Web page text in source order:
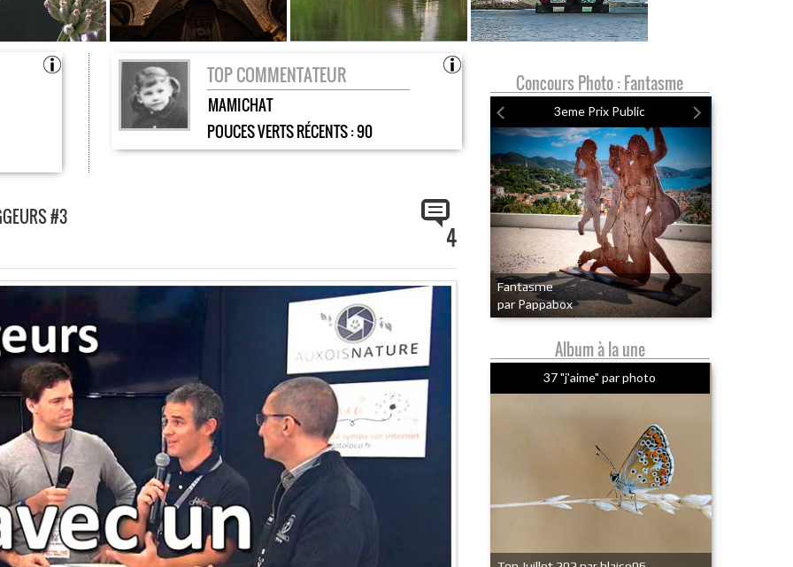
TOP COMMENTATEUR
MAMICHAT
POUCES VERTS RÉCENTS :90
#3
4
Concours Photo : Fantasme
3eme Prix Public
Fantasme
par Pappabox
Album à la une
37 "j'aime" par photo